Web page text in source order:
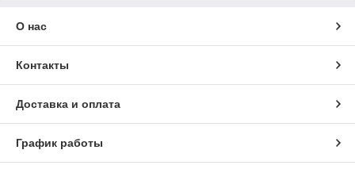
О нас
Контакты
Доставка и оплата
График работы